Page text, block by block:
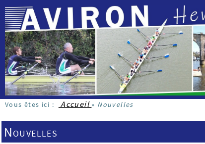
Vous êtes ici : Accueil » Nouvelles
Nouvelles